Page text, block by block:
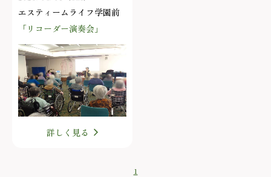
エスティームライフ学園前
「リコーダー演奏会」
詳しく見る
1